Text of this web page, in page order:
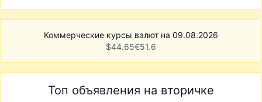
Коммерческие курсы валют на 09.08.2026
$44.65€51.6
Топ объявления на вторичке